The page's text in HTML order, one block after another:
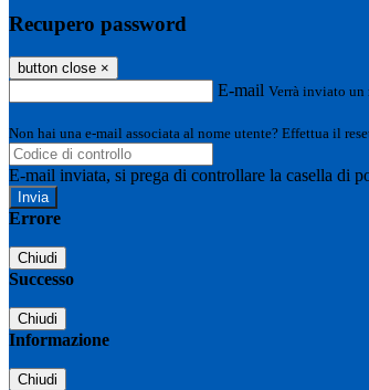
Recupero password
button close ×
E-mail Verrà inviato un
Non hai una e-mail associata al nome utente? Effettua il
E-mail inviata, si prega di controllare la casella di
Errore
Chiudi
Successo
Chiudi
Informazione
Chiudi